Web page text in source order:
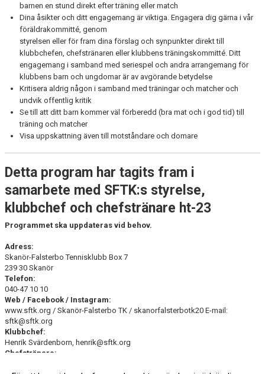
barnen en stund direkt efter träning eller match
Dina åsikter och ditt engagemang är viktiga. Engagera dig gärna i vår
föräldrakommitté, genom
styrelsen eller för fram dina förslag och synpunkter direkt till
klubbchefen, chefstränaren eller klubbens träningskommitté. Ditt
engagemang i samband med seriespel och andra arrangemang för
klubbens barn och ungdomar är av avgörande betydelse
Kritisera aldrig någon i samband med träningar och matcher och
undvik offentlig kritik
Se till att ditt barn kommer väl förberedd (bra mat och i god tid) till
träning och matcher
Visa uppskattning även till motståndare och domare
Detta program har tagits fram i
samarbete med SFTK:s styrelse,
klubbchef och chefstränare ht-23
Programmet ska uppdateras vid behov.
Adress:
Skanör-Falsterbo Tennisklubb Box 7
239 30 Skanör
Telefon:
040-47 10 10
Web / Facebook / Instagram:
www.sftk.org / Skanör-Falsterbo TK / skanorfalsterbotk20 E-mail:
sftk@sftk.org
Klubbchef:
Henrik Svärdenborn, henrik@sftk.org
Chefstränare: